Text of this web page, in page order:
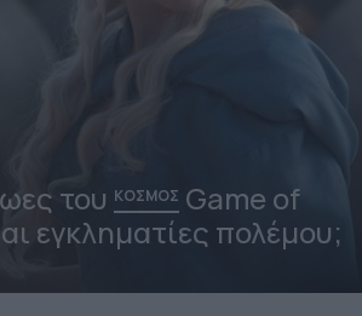
του ΚΟΣΜΟΣ Game of
εγκληματίες πολέμου;